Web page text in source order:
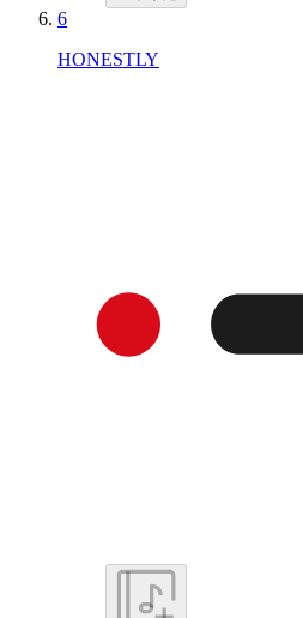
6
HONESTLY